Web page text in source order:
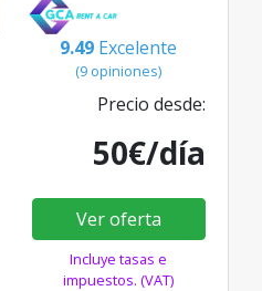
9.49 Excelente
(9 opiniones)
Precio desde:
50€/día
Ver oferta
Incluye tasas e
impuestos. (VAT)